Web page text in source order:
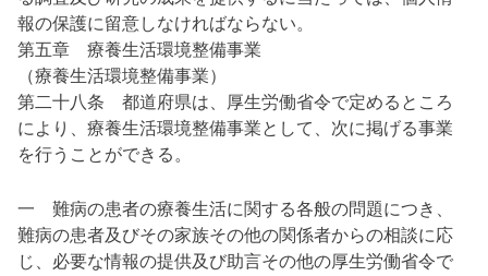
報の保護に留意しなければならない。
第五章 療養生活環境整備事業
（療養生活環境整備事業）
第二十八条 都道府県は、厚生労働省令で定めるところ
により、療養生活環境整備事業として、次に掲げる事業
を行うことができる。
一 難病の患者の療養生活に関する各般の問題につき、
難病の患者及びその家族その他の関係者からの相談に応
じ、必要な情報の提供及び助言その他の厚生労働省令で